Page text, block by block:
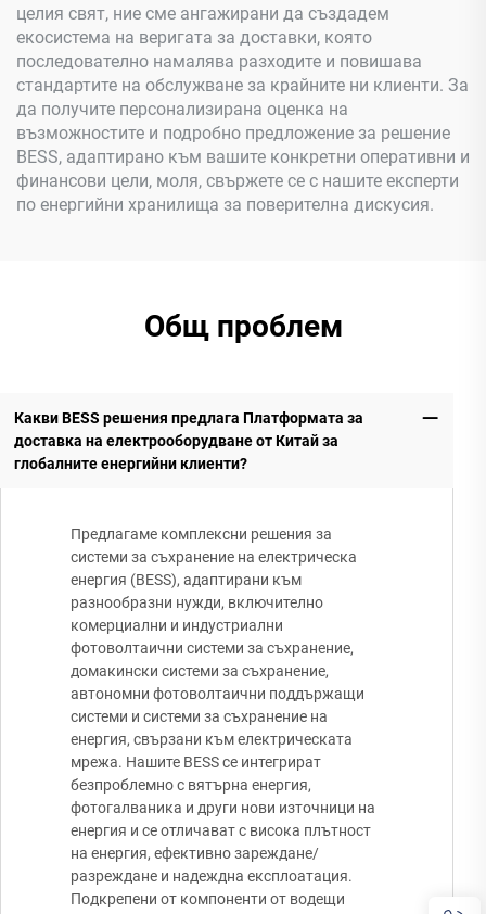
целия свят, ние сме ангажирани да създадем
екосистема на веригата за доставки, която
последователно намалява разходите и повишава
стандартите на обслужване за крайните ни клиенти. За
да получите персонализирана оценка на
възможностите и подробно предложение за решение
BESS, адаптирано към вашите конкретни оперативни и
финансови цели, моля, свържете се с нашите експерти
по енергийни хранилища за поверителна дискусия.
Общ проблем
Какви BESS решения предлага Платформата за
доставка на електрооборудване от Китай за
глобалните енергийни клиенти?
Предлагаме комплексни решения за
системи за съхранение на електрическа
енергия (BESS), адаптирани към
разнообразни нужди, включително
комерциални и индустриални
фотоволтаични системи за съхранение,
домакински системи за съхранение,
автономни фотоволтаични поддържащи
системи и системи за съхранение на
енергия, свързани към електрическата
мрежа. Нашите BESS се интегрират
безпроблемно с вятърна енергия,
фотогалваника и други нови източници на
енергия и се отличават с висока плътност
на енергия, ефективно зареждане/
разреждане и надеждна експлоатация.
Подкрепени от компоненти от водещи